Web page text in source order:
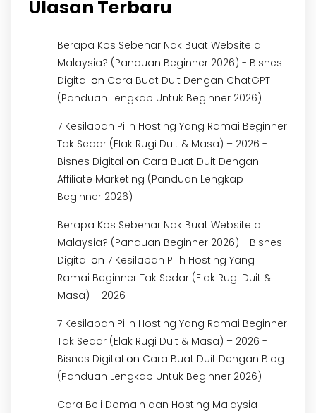
Ulasan Terbaru
Berapa Kos Sebenar Nak Buat Website di
Malaysia? (Panduan Beginner 2026) - Bisnes
Digital on Cara Buat Duit Dengan ChatGPT
(Panduan Lengkap Untuk Beginner 2026)
7 Kesilapan Pilih Hosting Yang Ramai Beginner
Tak Sedar (Elak Rugi Duit & Masa) – 2026 -
Bisnes Digital on Cara Buat Duit Dengan
Affiliate Marketing (Panduan Lengkap
Beginner 2026)
Berapa Kos Sebenar Nak Buat Website di
Malaysia? (Panduan Beginner 2026) - Bisnes
Digital on 7 Kesilapan Pilih Hosting Yang
Ramai Beginner Tak Sedar (Elak Rugi Duit &
Masa) – 2026
7 Kesilapan Pilih Hosting Yang Ramai Beginner
Tak Sedar (Elak Rugi Duit & Masa) – 2026 -
Bisnes Digital on Cara Buat Duit Dengan Blog
(Panduan Lengkap Untuk Beginner 2026)
Cara Beli Domain dan Hosting Malaysia